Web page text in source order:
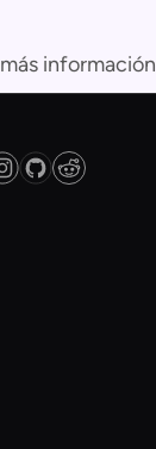
información